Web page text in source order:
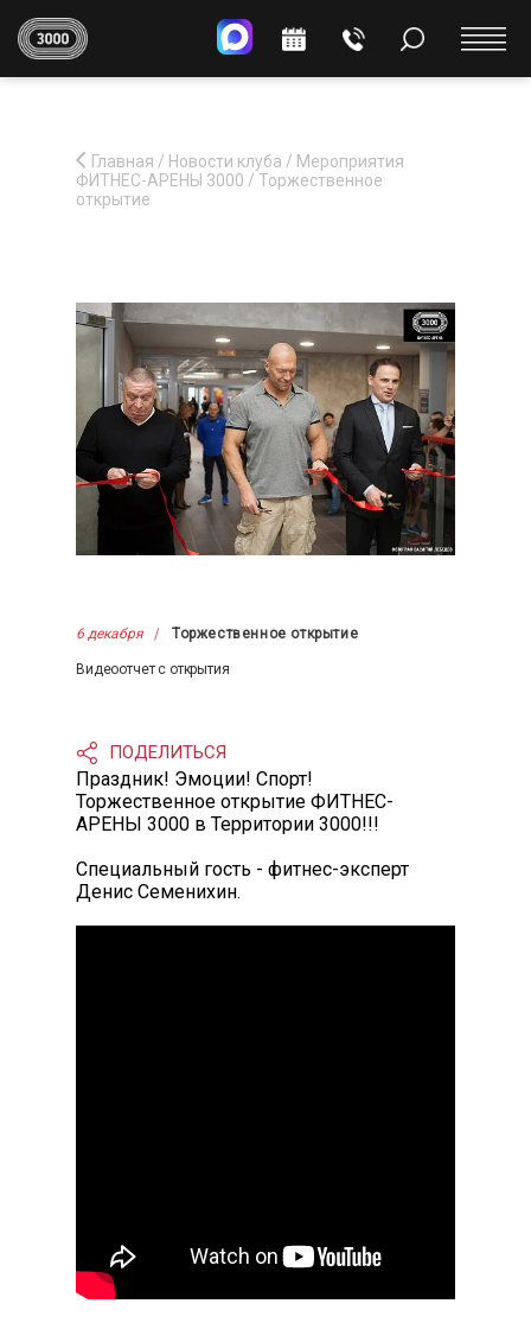
Главная / Новости клуба / Мероприятия
ФИТНЕС-АРЕНЫ 3000 / Торжественное
открытие
6 декабря Торжественное открытие
Видеоотчет с открытия
ПОДЕЛИТЬСЯ
Праздник! Эмоции! Спорт!
Торжественное открытие ФИТНЕС-
АРЕНЫ 3000 в Территории 3000!!!
Специальный гость - фитнес-эксперт
Денис Семенихин.